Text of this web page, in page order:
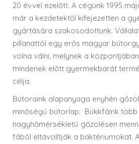
20 évvel ezelőtt. A cégünk 1995
már a kezdetektől kifejezetten a
gyártására szakosodottunk.
pillanattól egy erős magyar
volna válni, melynek a
mindenek előtt gyermekbarát
célja.
Bútoraink alapanyaga enyhén
minőségű bútorlap. Bükkfáink
nagyhőmérsékletű gőzölésen
fából eltávolítják a baktériumokat.